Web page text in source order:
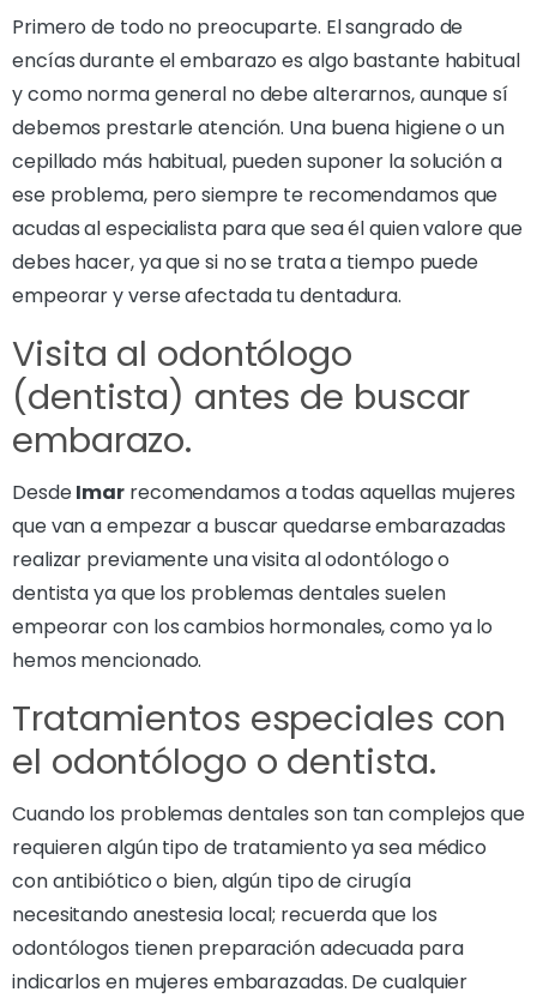
Primero de todo no preocuparte. El sangrado de
encías durante el embarazo es algo bastante habitual
y como norma general no debe alterarnos, aunque sí
debemos prestarle atención. Una buena higiene o un
cepillado más habitual, pueden suponer la solución a
ese problema, pero siempre te recomendamos que
acudas al especialista para que sea él quien valore que
debes hacer, ya que si no se trata a tiempo puede
empeorar y verse afectada tu dentadura.
Visita al odontólogo
(dentista) antes de buscar
embarazo.
DesdeImar recomendamos a todas aquellas mujeres
que van a empezar a buscar quedarse embarazadas
realizar previamente una visita al odontólogo o
dentista ya que los problemas dentales suelen
empeorar con los cambios hormonales, como ya lo
hemos mencionado.
Tratamientos especiales con
el odontólogo o dentista.
Cuando los problemas dentales son tan complejos que
requieren algún tipo de tratamiento ya sea médico
con antibiótico o bien, algún tipo de cirugía
necesitando anestesia local; recuerda que los
odontólogos tienen preparación adecuada para
indicarlos en mujeres embarazadas. De cualquier